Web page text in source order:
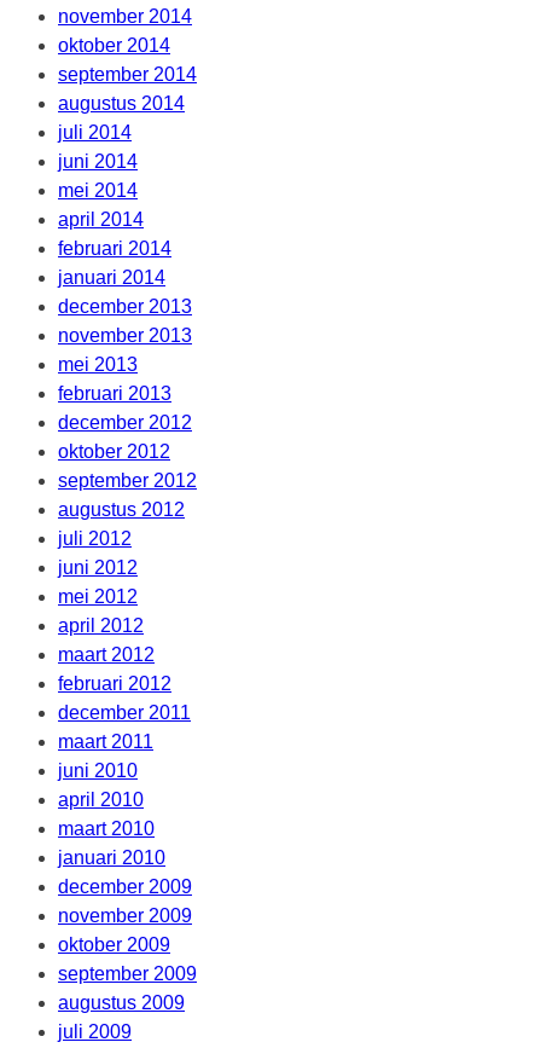
november 2014
oktober 2014
september 2014
augustus 2014
juli 2014
juni 2014
mei 2014
april 2014
februari 2014
januari 2014
december 2013
november 2013
mei 2013
februari 2013
december 2012
oktober 2012
september 2012
augustus 2012
juli 2012
juni 2012
mei 2012
april 2012
maart 2012
februari 2012
december 2011
maart 2011
juni 2010
april 2010
maart 2010
januari 2010
december 2009
november 2009
oktober 2009
september 2009
augustus 2009
juli 2009